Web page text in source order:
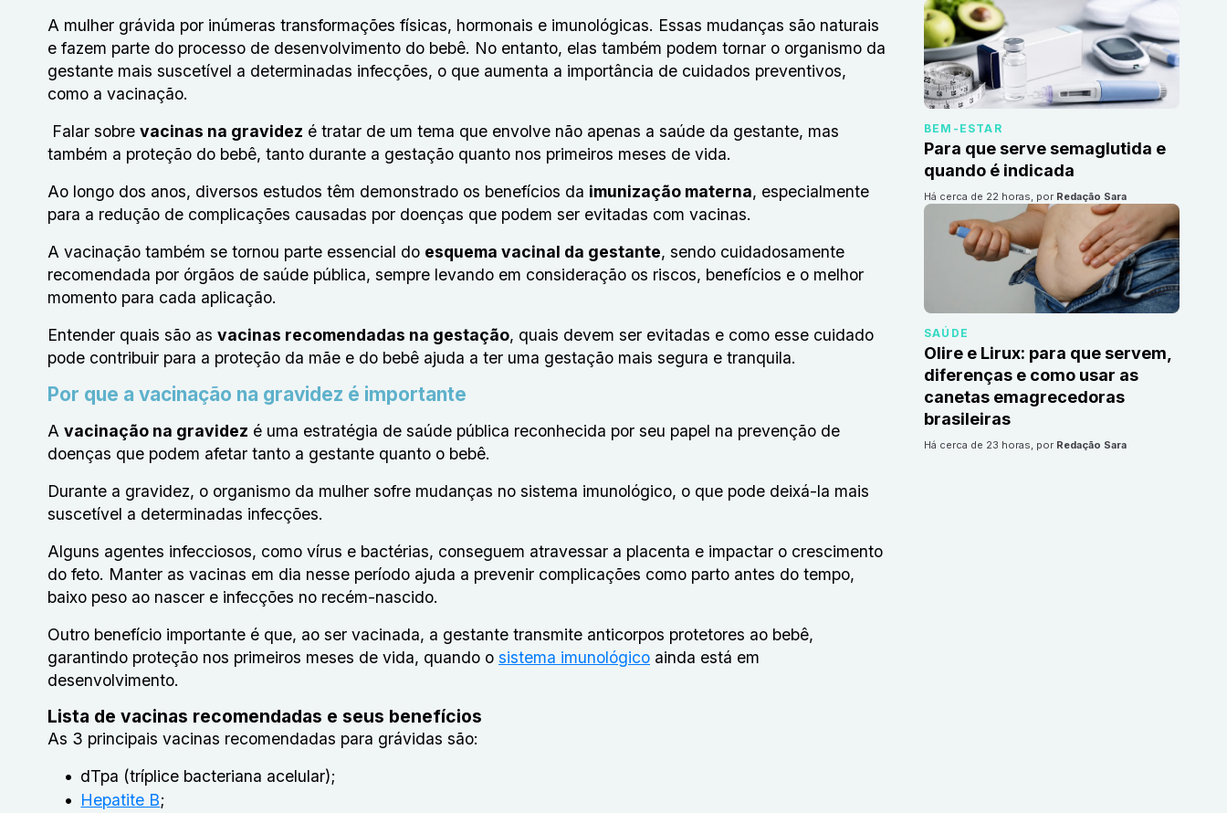
A mulher grávida por inúmeras transformações físicas, hormonais e imunológicas. Essas mudanças são naturais
e fazem parte do processo de desenvolvimento do bebê. No entanto, elas também podem tornar o organismo da
gestante mais suscetível a determinadas infecções, o que aumenta a importância de cuidados preventivos,
como a vacinação.
Falar sobre vacinas na gravidez é tratar de um tema que envolve não apenas a saúde da gestante, mas
também a proteção do bebê, tanto durante a gestação quanto nos primeiros meses de vida.
Ao longo dos anos, diversos estudos têm demonstrado os benefícios da imunização materna, especialmente
para a redução de complicações causadas por doenças que podem ser evitadas com vacinas.
A vacinação também se tornou parte essencial do esquema vacinal da gestante, sendo cuidadosamente
recomendada por órgãos de saúde pública, sempre levando em consideração os riscos, benefícios e o melhor
momento para cada aplicação.
Entender quais são as vacinas recomendadas na gestação, quais devem ser evitadas e como esse cuidado
pode contribuir para a proteção da mãe e do bebê ajuda a ter uma gestação mais segura e tranquila.
Por que a vacinação na gravidez é importante
A vacinação na gravidez é uma estratégia de saúde pública reconhecida por seu papel na prevenção de
doenças que podem afetar tanto a gestante quanto o bebê.
Durante a gravidez, o organismo da mulher sofre mudanças no sistema imunológico, o que pode deixá-la mais
suscetível a determinadas infecções.
Alguns agentes infecciosos, como vírus e bactérias, conseguem atravessar a placenta e impactar o crescimento
do feto. Manter as vacinas em dia nesse período ajuda a prevenir complicações como parto antes do tempo,
baixo peso ao nascer e infecções no recém-nascido.
Outro benefício importante é que, ao ser vacinada, a gestante transmite anticorpos protetores ao bebê,
garantindo proteção nos primeiros meses de vida, quando o sistema imunológico ainda está em
desenvolvimento.
Lista de vacinas recomendadas e seus benefícios
As 3 principais vacinas recomendadas para grávidas são:
dTpa (tríplice bacteriana acelular);
Hepatite B;
BEM-ESTAR
Para que serve semaglutida e
quando é indicada
há cerca de 22 horas, por Redação Sara
SAÚDE
Olire e Lirux: para que servem,
diferenças e como usar as
canetas emagrecedoras
brasileiras
há cerca de 23 horas, por Redação Sara